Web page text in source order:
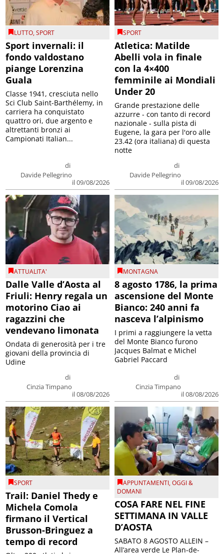
LUTTO,SPORT
Sport invernali: il
fondo valdostano
piange Lorenzina
Guala
di
Davide Pellegrino
il 09/08/2026
Classe 1941, cresciuta nello
Sci Club Saint-Barthélemy, in
carriera ha conquistato
quattro ori, due argento e
altrettanti bronzi ai
Campionati Italian...
SPORT
Atletica: Matilde
Abelli vola in finale
con la 4×400
femminile ai Mondiali
Under 20
di
Davide Pellegrino
il 09/08/2026
Grande prestazione delle
azzurre - con tanto di record
nazionale - sulla pista di
Eugene, la gara per l'oro alle
23.42 (ora italiana) di questa
notte
ATTUALITA'
Dalle Valle d’Aosta al
Friuli: Henry regala un
motorino Ciao ai
ragazzini che
vendevano limonata
di
Cinzia Timpano
il 08/08/2026
Ondata di generosità per i tre
giovani della provincia di
Udine
MONTAGNA
8 agosto 1786, la prima
ascensione del Monte
Bianco: 240 anni fa
nasceva l’alpinismo
di
Cinzia Timpano
il 08/08/2026
I primi a raggiungere la vetta
del Monte Bianco furono
Jacques Balmat e Michel
Gabriel Paccard
SPORT
Trail: Daniel Thedy e
Michela Comola
firmano il Vertical
Brusson-Bringuez a
tempo di record
APPUNTAMENTI,OGGI &
DOMANI
COSA FARE NEL FINE
SETTIMANA IN VALLE
D’AOSTA
SABATO 8 AGOSTO ALLEIN –
All’area verde Le Plan-de-